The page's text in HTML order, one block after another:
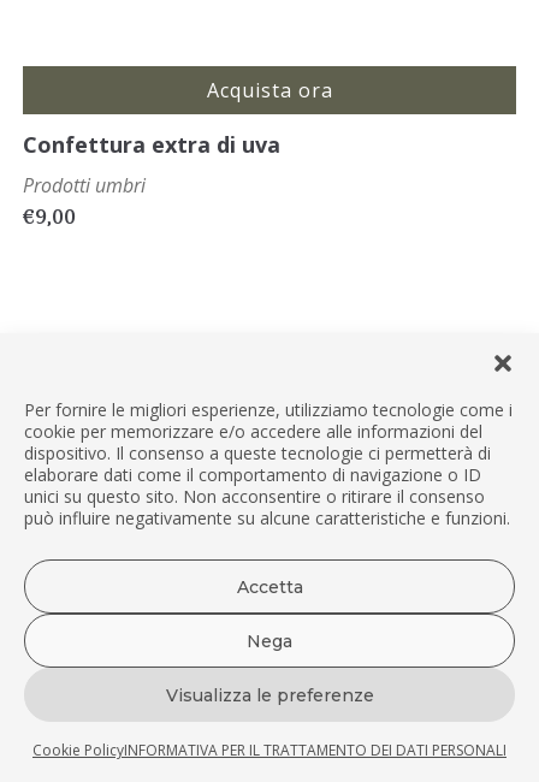
Per fornire le migliori esperienze, utilizziamo tecnologie come i
cookie per memorizzare e/o accedere alle informazioni del
dispositivo. Il consenso a queste tecnologie ci permetterà di
elaborare dati come il comportamento di navigazione o ID
unici su questo sito. Non acconsentire o ritirare il consenso
può influire negativamente su alcune caratteristiche e funzioni.
Accetta
Nega
Visualizza le preferenze
Cookie PolicyINFORMATIVA PER IL TRATTAMENTO DEI DATI PERSONALI
Acquista ora
Confettura extra di uva
Prodotti umbri
€9,00
Acquista ora